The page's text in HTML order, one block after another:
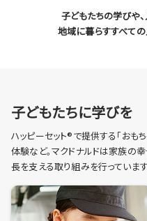
子どもたちの学びや
地域に暮らすすべての
子どもたちに学びを
ハッピーセット®で提供する「おも
体験など。マクドナルドは家族の
長を支える取り組みを行っています